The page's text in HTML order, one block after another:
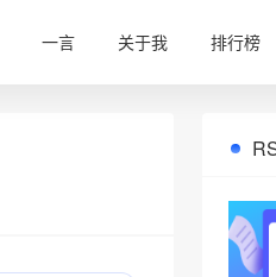
一言 关于我 排行榜